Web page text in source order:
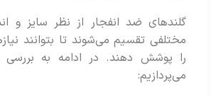
گلندهای ضد انفجار از نظر سایز و
مختلفی تقسیم می‌شوند تا بتوانند
را پوشش دهند. در ادامه به بررسی
می‌پردازیم: